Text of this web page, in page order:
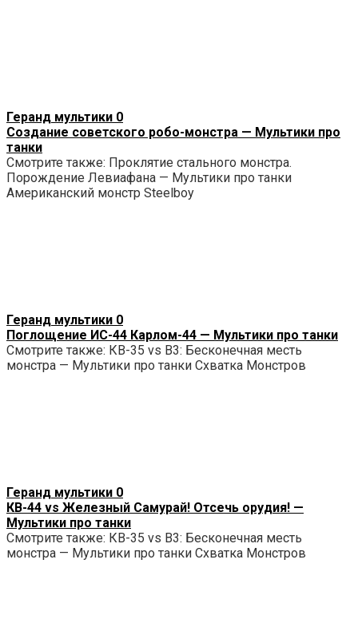
Геранд мультики 0
Создание советского робо-монстра — Мультики про
танки
Смотрите также: Проклятие стального монстра.
Порождение Левиафана — Мультики про танки
Американский монстр Steelboy
Геранд мультики 0
Поглощение ИС-44 Карлом-44 — Мультики про танки
Смотрите также: КВ-35 vs B3: Бесконечная месть
монстра — Мультики про танки Схватка Монстров
Геранд мультики 0
КВ-44 vs Железный Самурай! Отсечь орудия! —
Мультики про танки
Смотрите также: КВ-35 vs B3: Бесконечная месть
монстра — Мультики про танки Схватка Монстров